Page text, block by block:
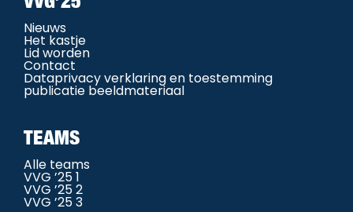
Nieuws
Het kastje
Lid worden
Contact
Dataprivacy verklaring en toestemming
publicatie beeldmateriaal
TEAMS
Alle teams
VVG ’25 1
VVG ’25 2
VVG ’25 3